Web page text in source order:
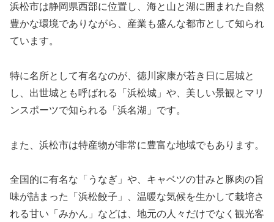
浜松市は静岡県西部に位置し、海と山と湖に囲まれた自然
豊かな環境でありながら、産業も盛んな都市として知られ
ています。
特に名所として有名なのが、徳川家康が若き日に居城と
し、出世城とも呼ばれる「浜松城」や、美しい景観とマリ
ンスポーツで知られる「浜名湖」です。
また、浜松市は特産物が非常に豊富な地域でもあります。
全国的に有名な「うなぎ」や、キャベツの甘みと豚肉の旨
味が詰まった「浜松餃子」、温暖な気候を生かして栽培さ
れる甘い「みかん」などは、地元の人々だけでなく観光客